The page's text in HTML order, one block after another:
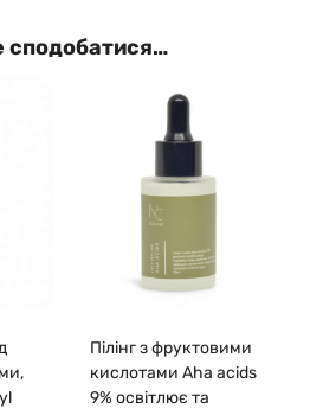
Пілінг з фруктовими
кислотами Aha acids
9% освітлює та